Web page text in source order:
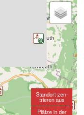
Standort zen-
trieren aus
Plätze in der